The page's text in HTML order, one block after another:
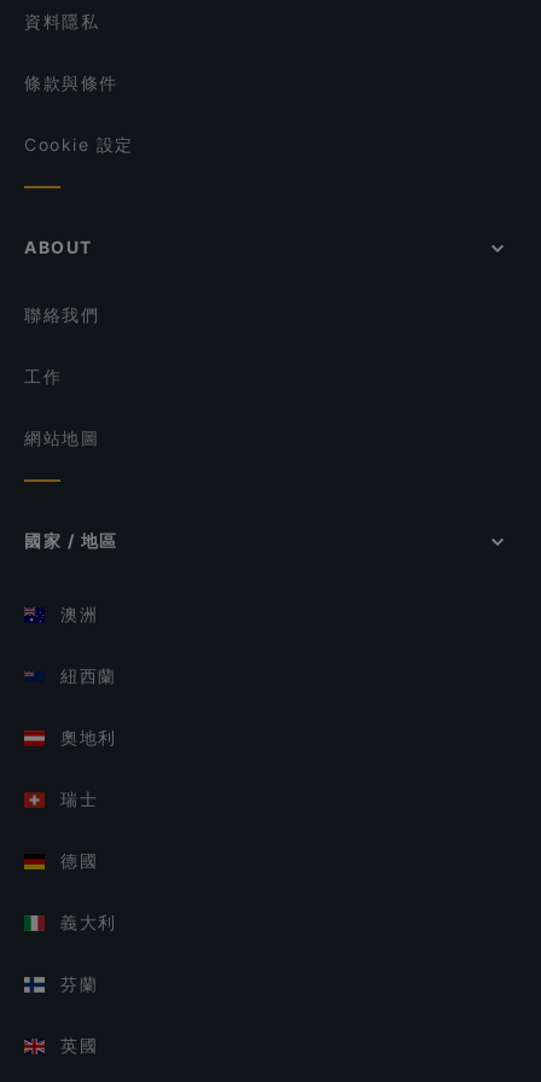
資料隱私
條款與條件
Cookie 設定
ABOUT
聯絡我們
工作
網站地圖
國家 / 地區
澳洲
紐西蘭
奧地利
瑞士
德國
義大利
芬蘭
英國